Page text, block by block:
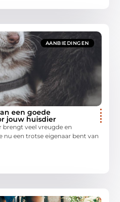
AANBIEDINGEN
een goede
jouw huisdier
brengt veel vreugde en
nu een trotse eigenaar bent van